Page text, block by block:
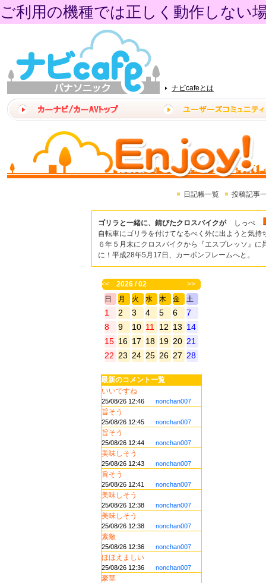
ご利用の機種では正しく動作しない
ナビcafeとは
日記帳一覧 投稿記事
ゴリラと一緒に、錆びたクロスバイクが
しっぺ
自転車にゴリラを付けてなるべく外に出ようと気持
６年５月末にクロスバイクから『エスプレッソ』に
に！平成28年5月17日、カーボンフレームへと。
<< 2026 / 02
>>
日
月 火 水 木 金 土
1 2 3 4 5 6
7
8
9 10 11 12 13 14
15 16 17 18 19 20 21
22 23 24 25 26 27 28
最新のコメント一覧
いいですね
25/08/26 12:46 nonchan007
旨そう
25/08/26 12:45 nonchan007
旨そう
25/08/26 12:44 nonchan007
美味しそう
25/08/26 12:43 nonchan007
旨そう
25/08/26 12:41 nonchan007
美味しそう
25/08/26 12:38 nonchan007
美味しそう
25/08/26 12:38 nonchan007
素敵
25/08/26 12:36 nonchan007
ほほえましい
25/08/26 12:36 nonchan007
豪華